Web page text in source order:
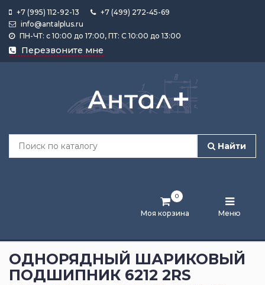
+7 (995) 112-92-13
+7 (499) 272-45-69
info@antalplus.ru
ПН-ЧТ: с 10:00 до 17:00, ПТ: С 10:00 до 13:00
Перезвоните мне
Найти
Моя корзина
0
Меню
Каталог
продукции
Лента
и
статьи
ОДНОРЯДНЫЙ ШАРИКОВЫЙ
ПОДШИПНИК 6212 2RS